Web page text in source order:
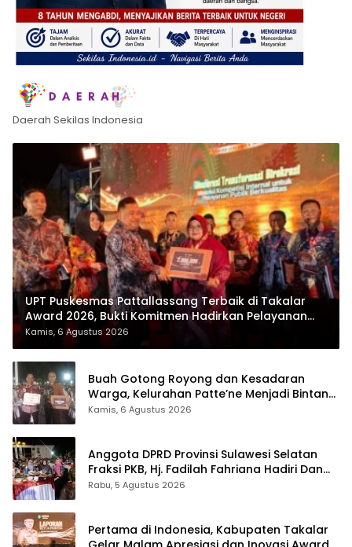
Daerah Sekilas Indonesia
UPT Puskesmas Pattallassang Terbaik di Takalar
Award 2026, Bukti Komitmen Hadirkan Pelayanan
Kesehatan Berkualitas
Kamis, 6 Agustus 2026
Buah Gotong Royong dan Kesadaran
Warga, Kelurahan Patte’ne Menjadi Bintang
Takalar Award 2026
Kamis, 6 Agustus 2026
Anggota DPRD Provinsi Sulawesi Selatan
Fraksi PKB, Hj. Fadilah Fahriana Hadiri Dan
Beri Apresiasi : Takalar Menyalakan Lentera
Rabu, 5 Agustus 2026
Pertama di Indonesia, Kabupaten Takalar